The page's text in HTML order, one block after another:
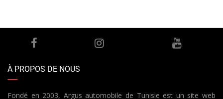
À PROPOS DE NOUS
Fondé en 2003, Argus automobile de Tunisie est un site web